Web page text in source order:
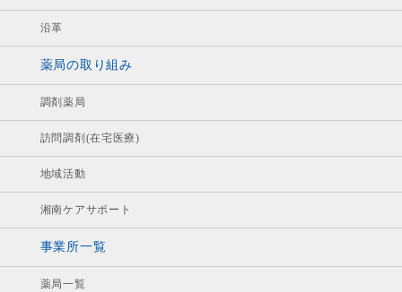
沿革
薬局の取り組み
調剤薬局
訪問調剤(在宅医療)
地域活動
湘南ケアサポート
事業所一覧
薬局一覧